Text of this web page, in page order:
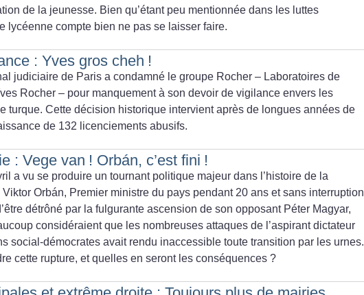
de la jeunesse. Bien qu’étant peu mentionnée dans les luttes
lycéenne compte bien ne pas se laisser faire.
: Yves gros cheh !
judiciaire de Paris a condamné le groupe Rocher – Laboratoires de
Rocher – pour manquement à son devoir de vigilance envers les
turque. Cette décision historique intervient après de longues années de
de 132 licenciements abusifs.
: Vege van ! Orbán, c’est fini !
a vu se produire un tournant politique majeur dans l’histoire de la
Viktor Orbán, Premier ministre du pays pendant 20 ans et sans interruption
détrôné par la fulgurante ascension de son opposant Péter Magyar,
considéraient que les nombreuses attaques de l’aspirant dictateur
social-démocrates avait rendu inaccessible toute transition par les urnes.
cette rupture, et quelles en seront les conséquences ?